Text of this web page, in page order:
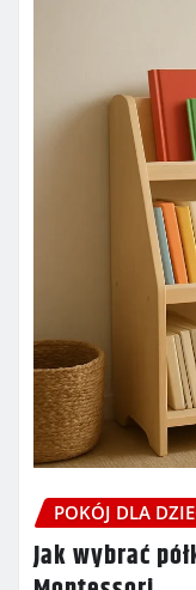
POKÓJ DLA
Jak wybrać